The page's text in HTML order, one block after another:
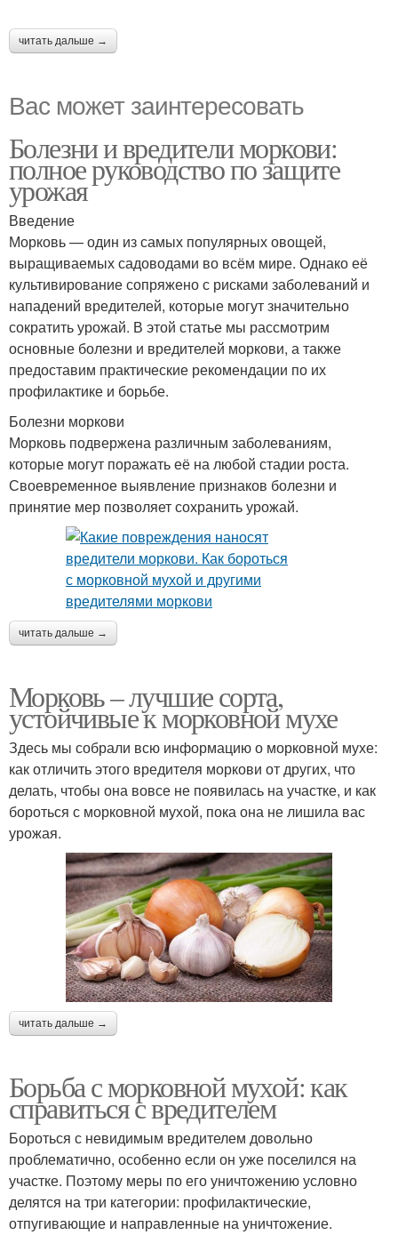
читать дальше →
Вас может заинтересовать
Болезни и вредители моркови:
полное руководство по защите
урожая
Введение
Морковь — один из самых популярных овощей,
выращиваемых садоводами во всём мире. Однако её
культивирование сопряжено с рисками заболеваний и
нападений вредителей, которые могут значительно
сократить урожай. В этой статье мы рассмотрим
основные болезни и вредителей моркови, а также
предоставим практические рекомендации по их
профилактике и борьбе.
Болезни моркови
Морковь подвержена различным заболеваниям,
которые могут поражать её на любой стадии роста.
Своевременное выявление признаков болезни и
принятие мер позволяет сохранить урожай.
читать дальше →
Морковь – лучшие сорта,
устойчивые к морковной мухе
Здесь мы собрали всю информацию о морковной мухе:
как отличить этого вредителя моркови от других, что
делать, чтобы она вовсе не появилась на участке, и как
бороться с морковной мухой, пока она не лишила вас
урожая.
читать дальше →
Борьба с морковной мухой: как
справиться с вредителем
Бороться с невидимым вредителем довольно
проблематично, особенно если он уже поселился на
участке. Поэтому меры по его уничтожению условно
делятся на три категории: профилактические,
отпугивающие и направленные на уничтожение.